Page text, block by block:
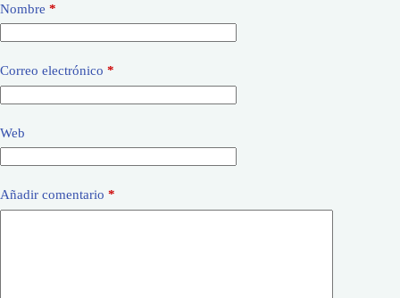
Nombre *
Correo electrónico *
Web
Añadir comentario *